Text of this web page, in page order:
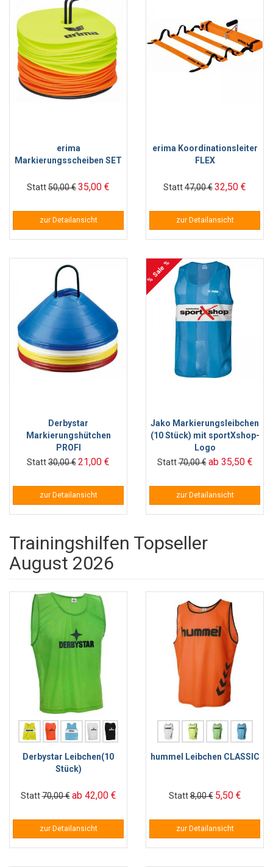
erima
Markierungsscheiben SET
Statt50,00 €35,00 €
zur Detailansicht
erima Koordinationsleiter
FLEX
Statt47,00 €32,50 €
zur Detailansicht
Derbystar
Markierungshütchen
PROFI
Statt30,00 €21,00 €
zur Detailansicht
% Sale %
Jako Markierungsleibchen
(10 Stück) mit sportXshop-
Logo
Statt70,00 € ab 35,50 €
zur Detailansicht
Trainingshilfen Topseller
August 2026
Derbystar Leibchen(10
Stück)
Statt70,00 € ab 42,00 €
zur Detailansicht
hummel Leibchen CLASSIC
Statt8,00 € 5,50 €
zur Detailansicht